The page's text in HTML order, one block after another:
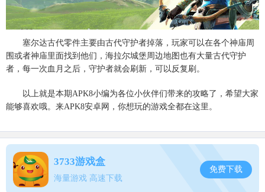
塞尔达古代零件主要由古代守护者掉落，玩家可以在各个神庙周
围或者神庙里面找到他们，海拉尔城堡周边地图也有大量古代守护
者，每一次血月之后，守护者就会刷新，可以反复刷。
以上就是本期APK8小编为各位小伙伴们带来的攻略了，希望大家
能够喜欢哦。来APK8安卓网，你想玩的游戏全都在这里。
3733游戏盒
海量游戏 高速下载
免费下载